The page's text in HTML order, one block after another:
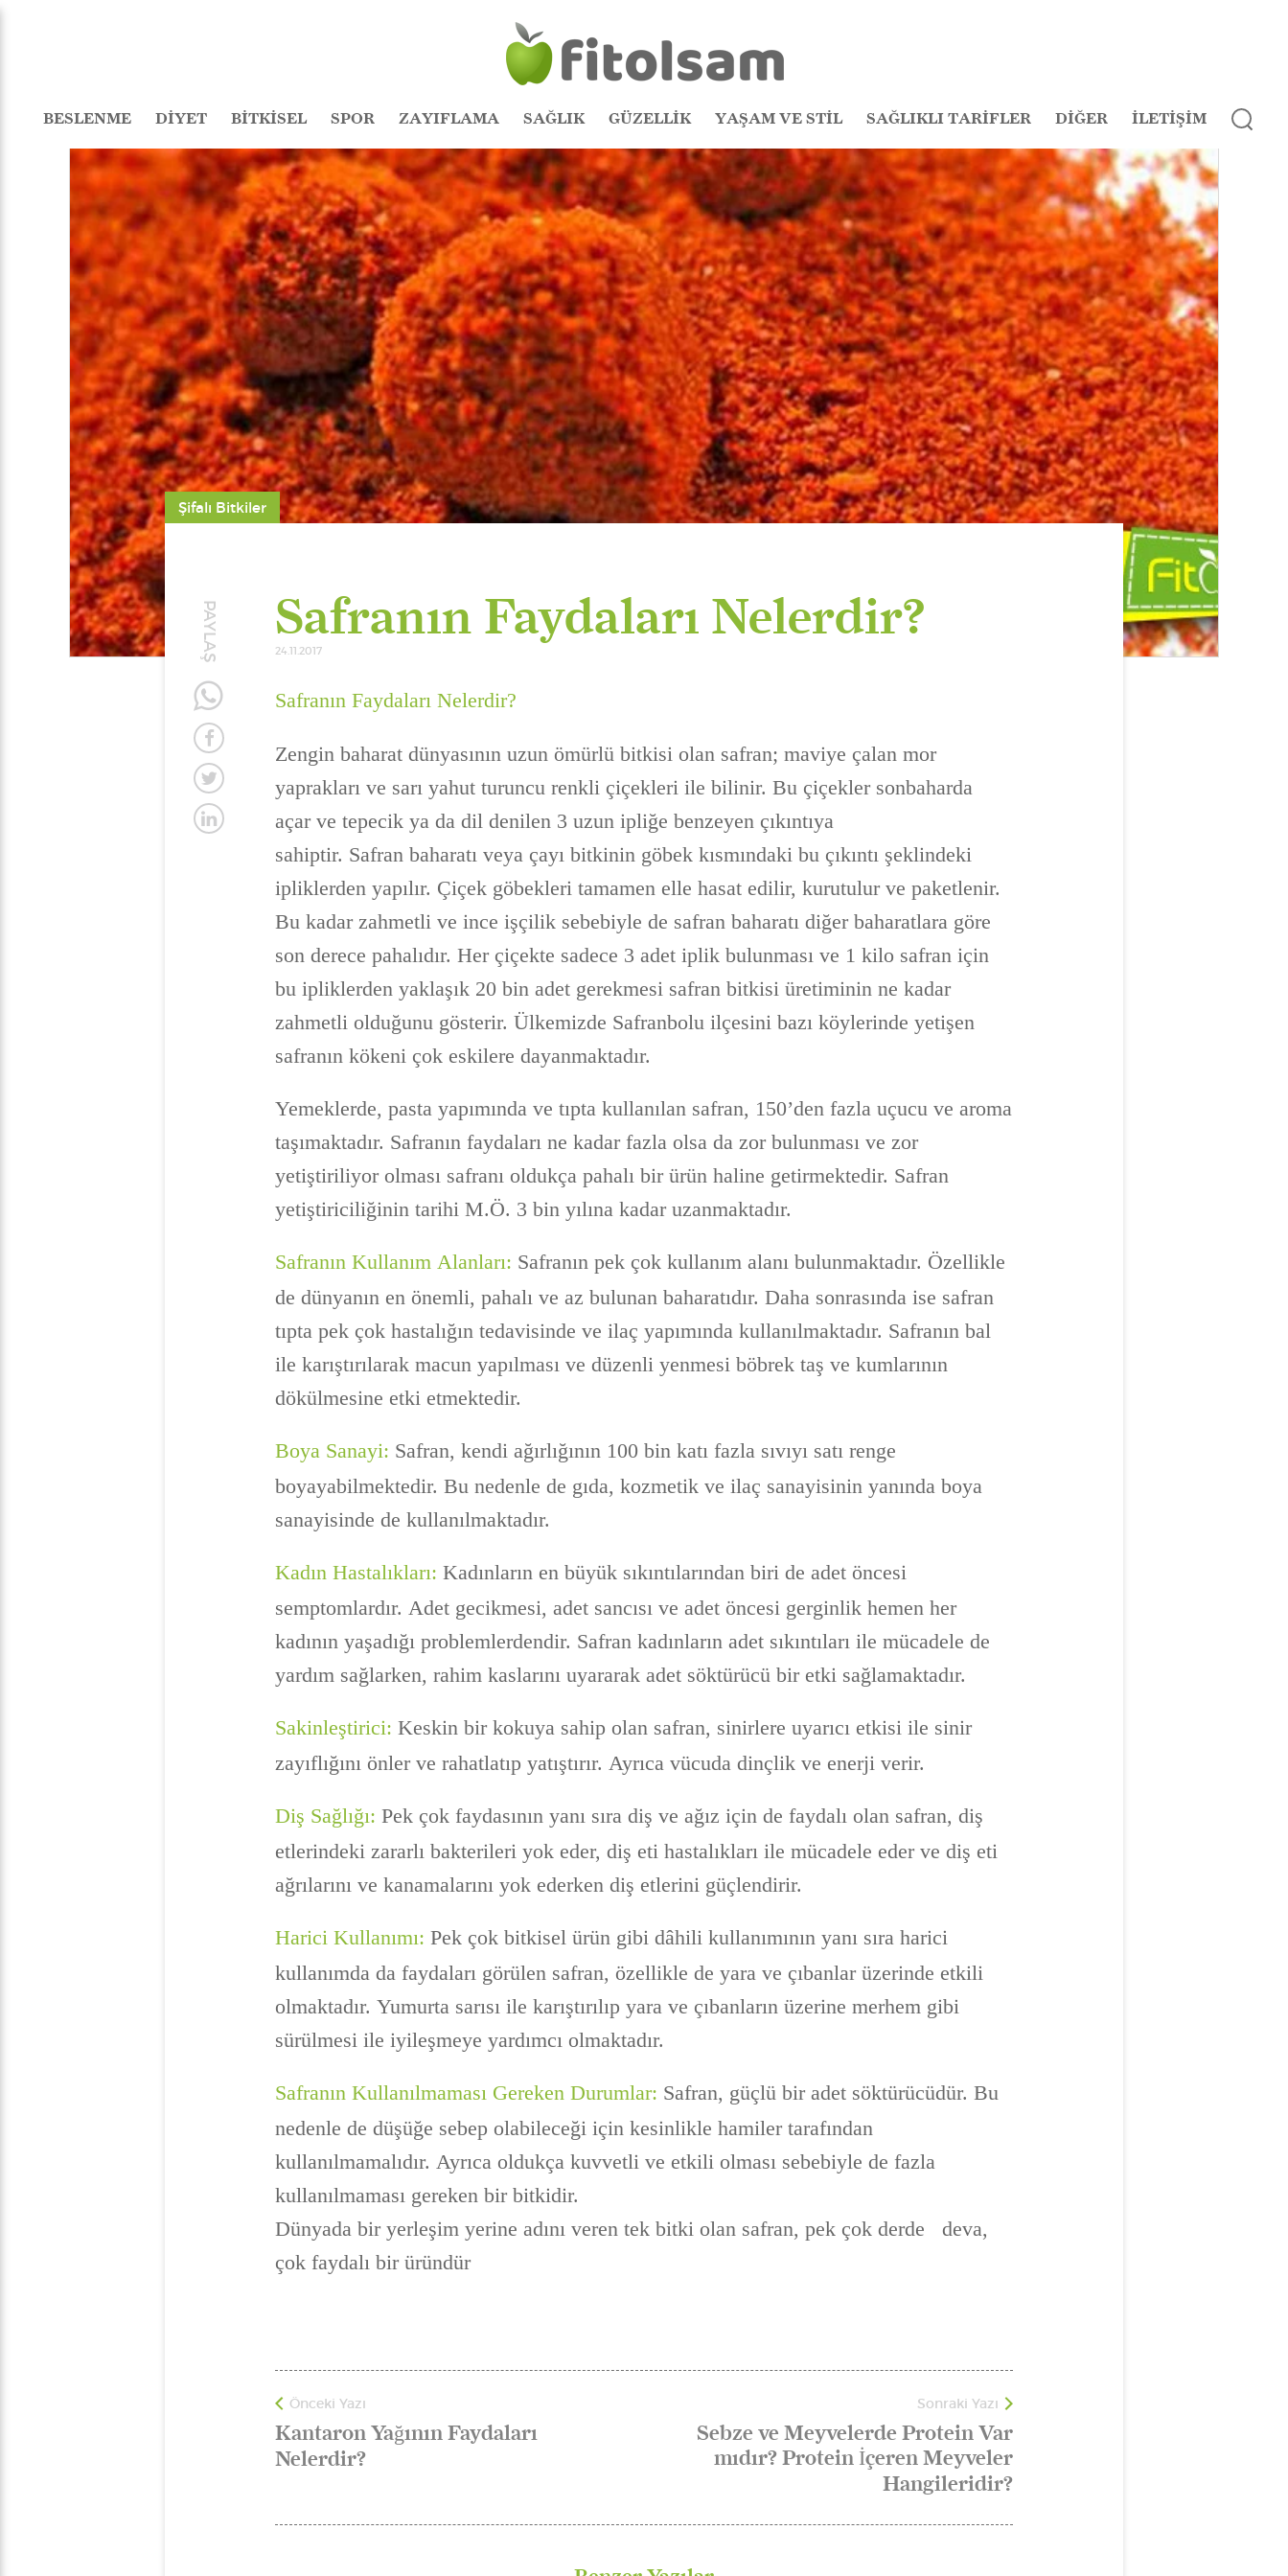
BESLENME DİYET BİTKİSEL SPOR ZAYIFLAMA SAĞLIK GÜZELLİK YAŞAM VE STİL SAĞLIKLI TARİFLER DİĞER İLETİŞİM
PAYLAŞ
Şifalı Bitkiler
Safranın Faydaları Nelerdir?
24.11.2017
Safranın Faydaları Nelerdir?
Zengin baharat dünyasının uzun ömürlü bitkisi olan safran; maviye çalan mor
yaprakları ve sarı yahut turuncu renkli çiçekleri ile bilinir. Bu çiçekler sonbaharda
açar ve tepecik ya da dil denilen 3 uzun ipliğe benzeyen çıkıntıya
sahiptir. Safran baharatı veya çayı bitkinin göbek kısmındaki bu çıkıntı şeklindeki
ipliklerden yapılır. Çiçek göbekleri tamamen elle hasat edilir, kurutulur ve paketlenir.
Bu kadar zahmetli ve ince işçilik sebebiyle de safran baharatı diğer baharatlara göre
son derece pahalıdır. Her çiçekte sadece 3 adet iplik bulunması ve 1 kilo safran için
bu ipliklerden yaklaşık 20 bin adet gerekmesi safran bitkisi üretiminin ne kadar
zahmetli olduğunu gösterir. Ülkemizde Safranbolu ilçesini bazı köylerinde yetişen
safranın kökeni çok eskilere dayanmaktadır.
Yemeklerde, pasta yapımında ve tıpta kullanılan safran, 150’den fazla uçucu ve aroma
taşımaktadır. Safranın faydaları ne kadar fazla olsa da zor bulunması ve zor
yetiştiriliyor olması safranı oldukça pahalı bir ürün haline getirmektedir. Safran
yetiştiriciliğinin tarihi M.Ö. 3 bin yılına kadar uzanmaktadır.
Safranın Kullanım Alanları: Safranın pek çok kullanım alanı bulunmaktadır. Özellikle
de dünyanın en önemli, pahalı ve az bulunan baharatıdır. Daha sonrasında ise safran
tıpta pek çok hastalığın tedavisinde ve ilaç yapımında kullanılmaktadır. Safranın bal
ile karıştırılarak macun yapılması ve düzenli yenmesi böbrek taş ve kumlarının
dökülmesine etki etmektedir.
Boya Sanayi: Safran, kendi ağırlığının 100 bin katı fazla sıvıyı satı renge
boyayabilmektedir. Bu nedenle de gıda, kozmetik ve ilaç sanayisinin yanında boya
sanayisinde de kullanılmaktadır.
Kadın Hastalıkları: Kadınların en büyük sıkıntılarından biri de adet öncesi
semptomlardır. Adet gecikmesi, adet sancısı ve adet öncesi gerginlik hemen her
kadının yaşadığı problemlerdendir. Safran kadınların adet sıkıntıları ile mücadele de
yardım sağlarken, rahim kaslarını uyararak adet söktürücü bir etki sağlamaktadır.
Sakinleştirici: Keskin bir kokuya sahip olan safran, sinirlere uyarıcı etkisi ile sinir
zayıflığını önler ve rahatlatıp yatıştırır. Ayrıca vücuda dinçlik ve enerji verir.
Diş Sağlığı: Pek çok faydasının yanı sıra diş ve ağız için de faydalı olan safran, diş
etlerindeki zararlı bakterileri yok eder, diş eti hastalıkları ile mücadele eder ve diş eti
ağrılarını ve kanamalarını yok ederken diş etlerini güçlendirir.
Harici Kullanımı: Pek çok bitkisel ürün gibi dâhili kullanımının yanı sıra harici
kullanımda da faydaları görülen safran, özellikle de yara ve çıbanlar üzerinde etkili
olmaktadır. Yumurta sarısı ile karıştırılıp yara ve çıbanların üzerine merhem gibi
sürülmesi ile iyileşmeye yardımcı olmaktadır.
Safranın Kullanılmaması Gereken Durumlar: Safran, güçlü bir adet söktürücüdür. Bu
nedenle de düşüğe sebep olabileceği için kesinlikle hamiler tarafından
kullanılmamalıdır. Ayrıca oldukça kuvvetli ve etkili olması sebebiyle de fazla
kullanılmaması gereken bir bitkidir.
Dünyada bir yerleşim yerine adını veren tek bitki olan safran, pek çok derde deva,
çok faydalı bir üründür
Önceki Yazı
Kantaron Yağının Faydaları
Nelerdir?
Sonraki Yazı
Sebze ve Meyvelerde Protein Var
mıdır? Protein İçeren Meyveler
Hangileridir?